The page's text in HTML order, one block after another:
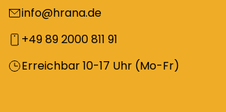
info@hrana.de
+49 89 2000 811 91
Erreichbar 10-17 Uhr (Mo-Fr)